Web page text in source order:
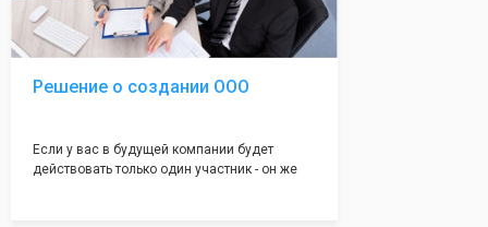
юристами, успешно проходит регистрацию в
налоговой инспекции!
Решение о создании ООО
Если у вас в будущей компании будет
действовать только один участник - он же